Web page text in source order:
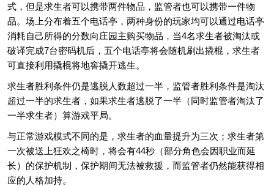
式，但是求生者可以携带两件物品，监管者也可以携带一件物
品。场上分布着五个电话亭，两种身份的玩家均可以通过电话亭
消耗自己所得的分数向庄园主购买物品，当4名求生者被淘汰或
破译完成7台密码机后，五个电话亭将会随机刷出撬棍，求生者
可直接利用撬棍将地窖撬开逃生。
求生者胜利条件仍是逃脱人数超过一半，监管者胜利条件是淘汰
超过一半的求生者，如果求生者逃脱了一半（同时监管者淘汰了
一半求生者）算游戏平局。
与正常游戏模式不同的是，求生者的血量提升为三次；求生者第
一次被送上狂欢之椅时，将会有44秒（部分角色会因职业而延
长）的保护机制，保护期间无法被救援，而监管者仍然能获得相
应的人格加持。